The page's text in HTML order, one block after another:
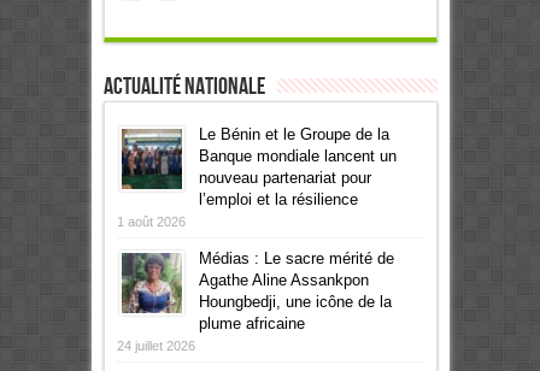
Actualité Nationale
Le Bénin et le Groupe de la
Banque mondiale lancent un
nouveau partenariat pour
l’emploi et la résilience
1 août 2026
Médias : Le sacre mérité de
Agathe Aline Assankpon
Houngbedji, une icône de la
plume africaine
24 juillet 2026